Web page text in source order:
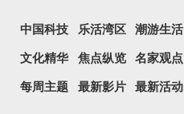
中国科技 乐活湾区 潮游生活
文化精华 焦点纵览 名家观点
每周主题 最新影片 最新活动